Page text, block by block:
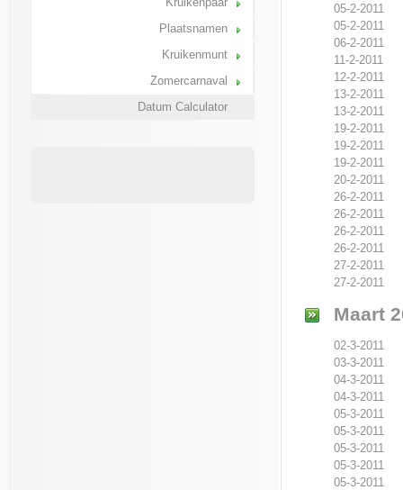
Plaatsnamen
Kruikenmunt
Zomercarnaval
Datum Calculator
05-2-2011
05-2-2011
06-2-2011
11-2-2011
12-2-2011
13-2-2011
13-2-2011
19-2-2011
19-2-2011
19-2-2011
20-2-2011
26-2-2011
26-2-2011
26-2-2011
26-2-2011
27-2-2011
27-2-2011
Maart
02-3-2011
03-3-2011
04-3-2011
04-3-2011
05-3-2011
05-3-2011
05-3-2011
05-3-2011
05-3-2011